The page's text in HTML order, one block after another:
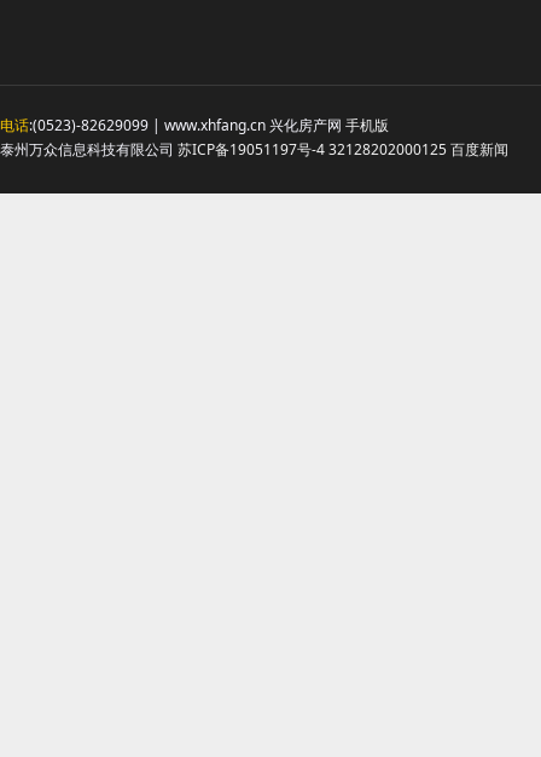
电话:(0523)-82629099 | www.xhfang.cn 兴化房产网 手机版
泰州万众信息科技有限公司 苏ICP备19051197号-432128202000125百度新闻